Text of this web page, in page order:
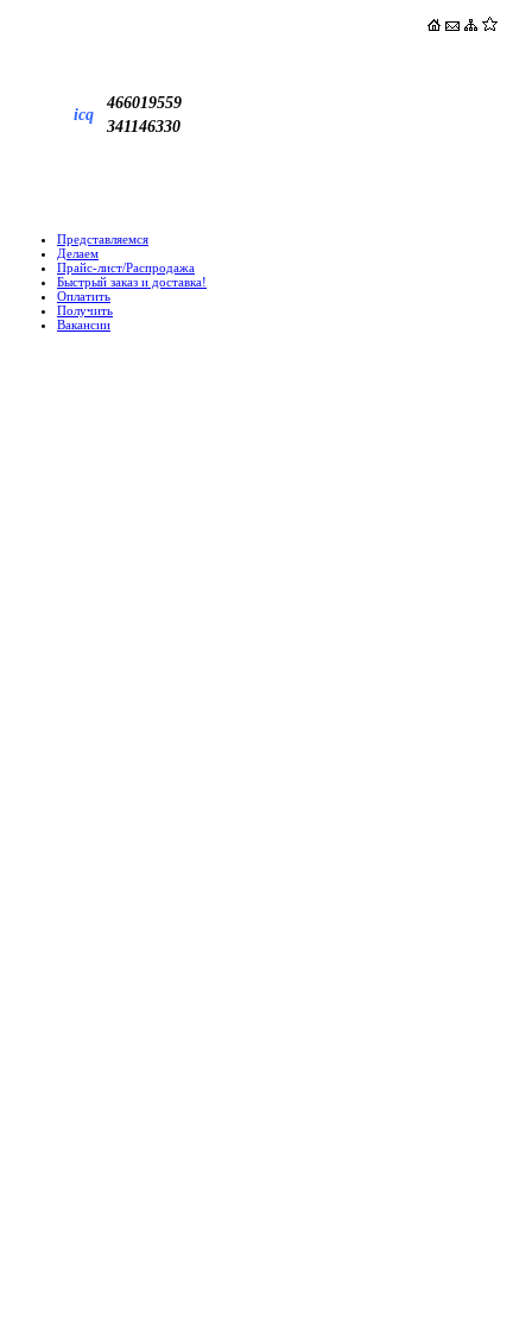
icq
466019559
341146330
Представляемся
Делаем
Прайс-лист/Распродажа
Быстрый заказ и доставка!
Оплатить
Получить
Вакансии